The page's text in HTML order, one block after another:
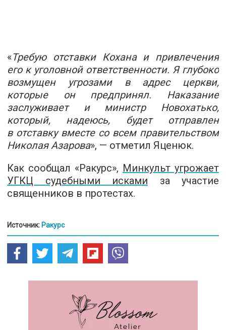
«Требую отставки Кохана и привлечения
его к уголовной ответственности. Я глубоко
возмущен угрозами в адрес церкви,
которые он предпринял. Наказание
заслуживает и министр Новохатько,
который, надеюсь, будет отправлен
в отставку вместе со всем правительством
Николая Азарова», — отметил Яценюк.
Как сообщал «Ракурс», Минкульт угрожает
УГКЦ судебными исками за участие
священников в протестах.
Источник: Ракурс